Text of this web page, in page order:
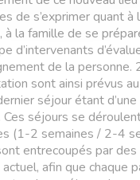
de s’exprimer quant à
à la famille de se
d’intervenants
de la personne.
sont ainsi prévus
séjour étant
Ces séjours se
(1-2 semaines / 2-4
entrecoupés par
afin que chaque